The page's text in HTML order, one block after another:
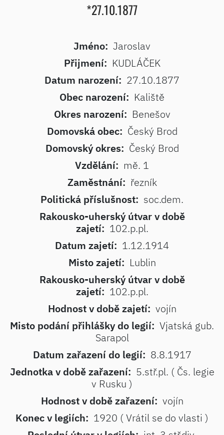
*27.10.1877
Jméno: Jaroslav
Přijmení: KUDLÁČEK
Datum narození: 27.10.1877
Obec narození: Kaliště
Okres narození: Benešov
Domovská obec: Český Brod
Domovský okres: Český Brod
Vzdělání: mě. 1
Zaměstnání: řezník
Politická příslušnost: soc.dem.
Rakousko-uherský útvar v době
zajetí: 102.p.pl.
Datum zajetí: 1.12.1914
Misto zajetí: Lublin
Rakousko-uherský útvar v době
zajetí: 102.p.pl.
Hodnost v době zajetí: vojín
Misto podání přihlášky do legií: Vjatská gub.
Sarapol
Datum zařazení do legií: 8.8.1917
Jednotka v době zařazení: 5.stř.pl. ( Čs. legie
v Rusku )
Hodnost v době zařazení: vojín
Konec v legiích: 1920 ( Vrátil se do vlasti )